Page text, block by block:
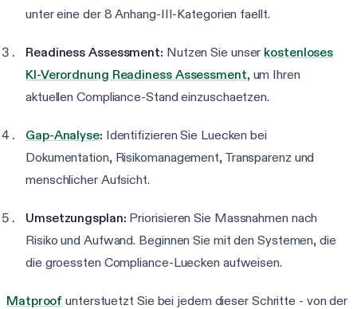
unter eine der 8 Anhang-III-Kategorien faellt.
Readiness Assessment: Nutzen Sie unser kostenloses
KI-Verordnung Readiness Assessment, um Ihren
aktuellen Compliance-Stand einzuschaetzen.
Gap-Analyse: Identifizieren Sie Luecken bei
Dokumentation, Risikomanagement, Transparenz und
menschlicher Aufsicht.
Umsetzungsplan: Priorisieren Sie Massnahmen nach
Risiko und Aufwand. Beginnen Sie mit den Systemen, die
die groessten Compliance-Luecken aufweisen.
Matproof unterstuetzt Sie bei jedem dieser Schritte - von der